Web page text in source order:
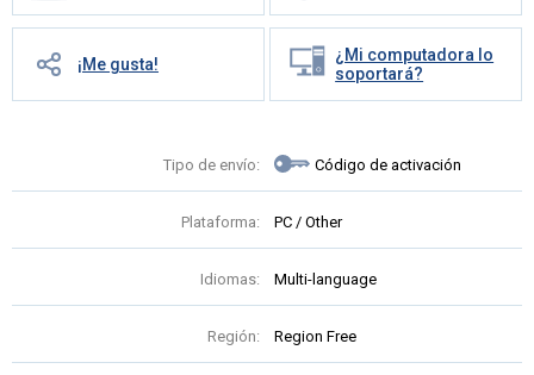
¡Me gusta!
¿Mi computadora lo
soportará?
Tipo de envío: Código de activación
Plataforma: PC / Other
Idiomas: Multi-language
Región: Region Free